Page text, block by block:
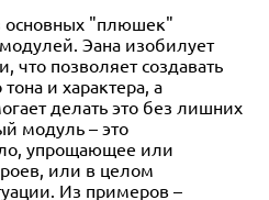
основных "плюшек"
Эана изобилует
что позволяет создавать
и характера, а
делать это без лишних
модуль – это
упрощающее или
или в целом
Из примеров –